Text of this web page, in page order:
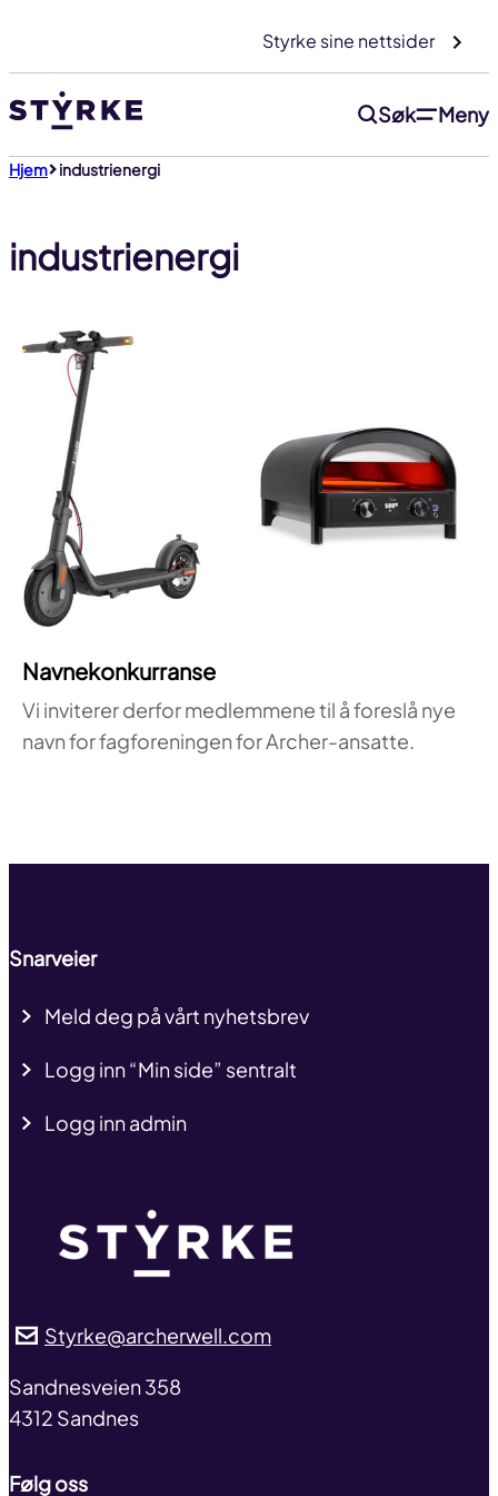
innhold
Styrke sine nettsider
Søk Meny
Hjem industrienergi
industrienergi
Navnekonkurranse
Vi inviterer derfor medlemmene til å foreslå nye
navn for fagforeningen for Archer-ansatte.
Snarveier
Meld deg på vårt nyhetsbrev
Logg inn “Min side” sentralt
Logg inn admin
Styrke@archerwell.com
address
Sandnesveien 358
4312 Sandnes
Følg oss